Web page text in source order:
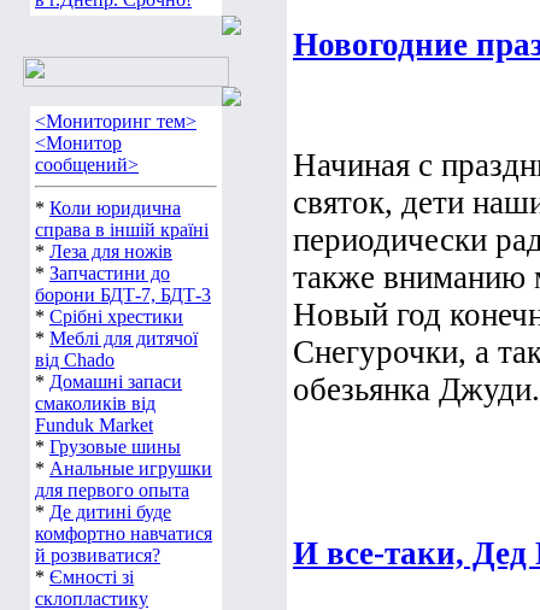
<Мониторинг тем>
<Монитор
сообщений>
* Коли юридична
справа в іншій країні
* Леза для ножів
* Запчастини до
борони БДТ-7, БДТ-3
* Срібні хрестики
* Меблі для дитячої
від Chado
* Домашні запаси
смаколиків від
Funduk Market
* Грузовые шины
* Анальные игрушки
для первого опыта
* Де дитині буде
комфортно навчатися
й розвиватися?
* Ємності зі
склопластику
Новогодние
Начиная с
святок, дети
периодически
также вниманию
Новый год
Снегурочки, а
обезьянка
И все-таки, Дед